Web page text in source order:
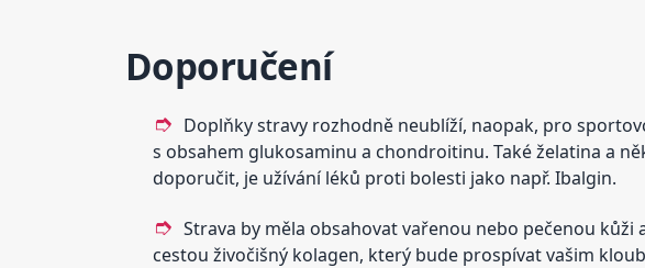
Doporučení
Doplňky stravy rozhodně neublíží, naopak, pro
s obsahem glukosaminu a chondroitinu. Také želatina a
doporučit, je užívání léků proti bolesti jako např. Ibalgin.
Strava by měla obsahovat vařenou nebo pečenou
cestou živočišný kolagen, který bude prospívat vašim